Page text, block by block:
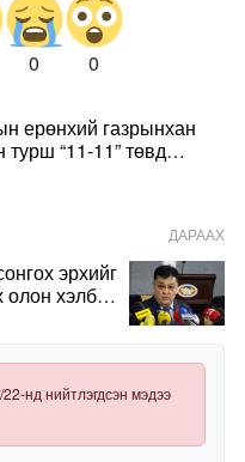
0 0
ерөнхий газрынхан
турш “11-11” төвд
ДАРААХ
эрхийг
олон хэлбэр
нд нийтлэгдсэн мэдээ